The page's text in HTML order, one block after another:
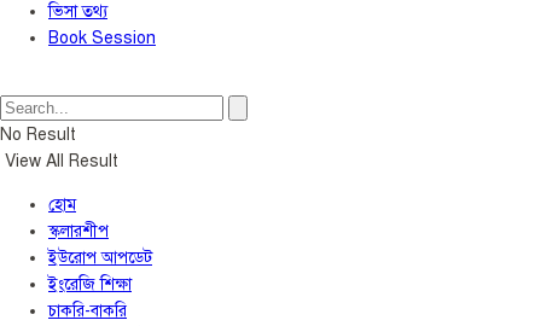
ভিসা তথ্য
Book Session
No Result
View All Result
হোম
স্কলারশীপ
ইউরোপ আপডেট
ইংরেজি শিক্ষা
চাকরি-বাকরি